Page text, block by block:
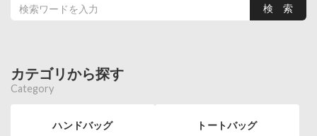
カテゴリから探す
Category
ハンドバッグ トートバッグ